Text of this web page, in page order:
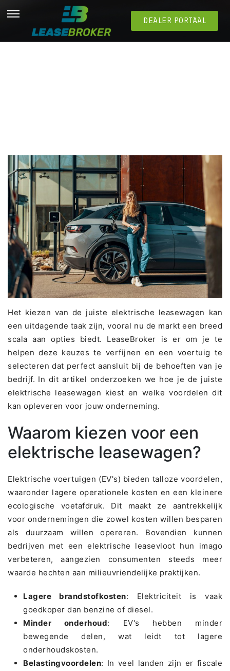
DEALER PORTAAL
Het kiezen van de juiste elektrische leasewagen kan
een uitdagende taak zijn, vooral nu de markt een breed
scala aan opties biedt. LeaseBroker is er om je te
helpen deze keuzes te verfijnen en een voertuig te
selecteren dat perfect aansluit bij de behoeften van je
bedrijf. In dit artikel onderzoeken we hoe je de juiste
elektrische leasewagen kiest en welke voordelen dit
kan opleveren voor jouw onderneming.
Waarom kiezen voor een
elektrische leasewagen?
Elektrische voertuigen (EV's) bieden talloze voordelen,
waaronder lagere operationele kosten en een kleinere
ecologische voetafdruk. Dit maakt ze aantrekkelijk
voor ondernemingen die zowel kosten willen besparen
als duurzaam willen opereren. Bovendien kunnen
bedrijven met een elektrische leasevloot hun imago
verbeteren, aangezien consumenten steeds meer
waarde hechten aan milieuvriendelijke praktijken.
Lagere brandstofkosten: Elektriciteit is vaak
goedkoper dan benzine of diesel.
Minder onderhoud: EV's hebben minder
bewegende delen, wat leidt tot lagere
onderhoudskosten.
Belastingvoordelen: In veel landen zijn er fiscale